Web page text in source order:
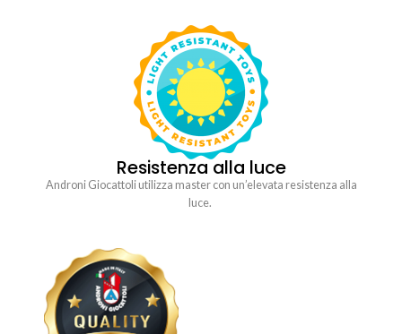
Resistenza alla luce
Androni Giocattoli utilizza master con un’elevata resistenza alla
luce.